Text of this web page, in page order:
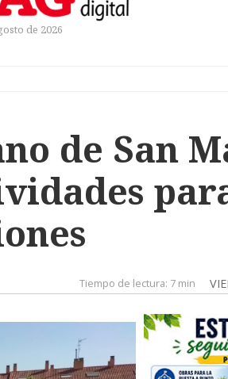
de 2026
de San
Tiempo de lectura: 7 min